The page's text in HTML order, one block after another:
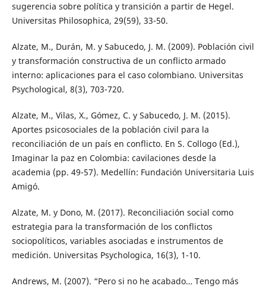
sugerencia sobre política y transición a partir de Hegel.
Universitas Philosophica, 29(59), 33-50.
Alzate, M., Durán, M. y Sabucedo, J. M. (2009). Población civil
y transformación constructiva de un conflicto armado
interno: aplicaciones para el caso colombiano. Universitas
Psychological, 8(3), 703-720.
Alzate, M., Vilas, X., Gómez, C. y Sabucedo, J. M. (2015).
Aportes psicosociales de la población civil para la
reconciliación de un país en conflicto. En S. Collogo (Ed.),
Imaginar la paz en Colombia: cavilaciones desde la
academia (pp. 49-57). Medellín: Fundación Universitaria Luis
Amigó.
Alzate, M. y Dono, M. (2017). Reconciliación social como
estrategia para la transformación de los conflictos
sociopolíticos, variables asociadas e instrumentos de
medición. Universitas Psychologica, 16(3), 1-10.
Andrews, M. (2007). “Pero si no he acabado… Tengo más